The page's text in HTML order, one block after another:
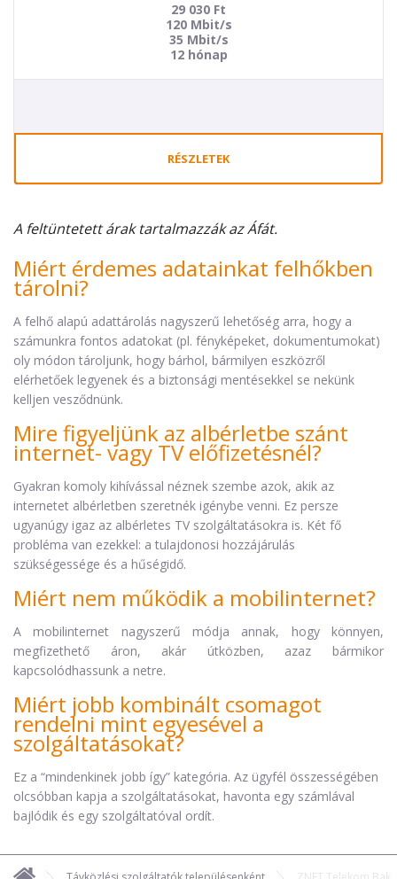
29 030 Ft
120 Mbit/s
35 Mbit/s
12 hónap
RÉSZLETEK
A feltüntetett árak tartalmazzák az Áfát.
Miért érdemes adatainkat felhőkben
tárolni?
A felhő alapú adattárolás nagyszerű lehetőség arra, hogy a
számunkra fontos adatokat (pl. fényképeket, dokumentumokat)
oly módon tároljunk, hogy bárhol, bármilyen eszközről
elérhetőek legyenek és a biztonsági mentésekkel se nekünk
kelljen vesződnünk.
Mire figyeljünk az albérletbe szánt
internet- vagy TV előfizetésnél?
Gyakran komoly kihívással néznek szembe azok, akik az
internetet albérletben szeretnék igénybe venni. Ez persze
ugyanúgy igaz az albérletes TV szolgáltatásokra is. Két fő
probléma van ezekkel: a tulajdonosi hozzájárulás
szükségessége és a hűségidő.
Miért nem működik a mobilinternet?
A mobilinternet nagyszerű módja annak, hogy könnyen,
megfizethető áron, akár útközben, azaz bármikor
kapcsolódhassunk a netre.
Miért jobb kombinált csomagot
rendelni mint egyesével a
szolgáltatásokat?
Ez a “mindenkinek jobb így” kategória. Az ügyfél összességében
olcsóbban kapja a szolgáltatásokat, havonta egy számlával
bajlódik és egy szolgáltatóval ordít.